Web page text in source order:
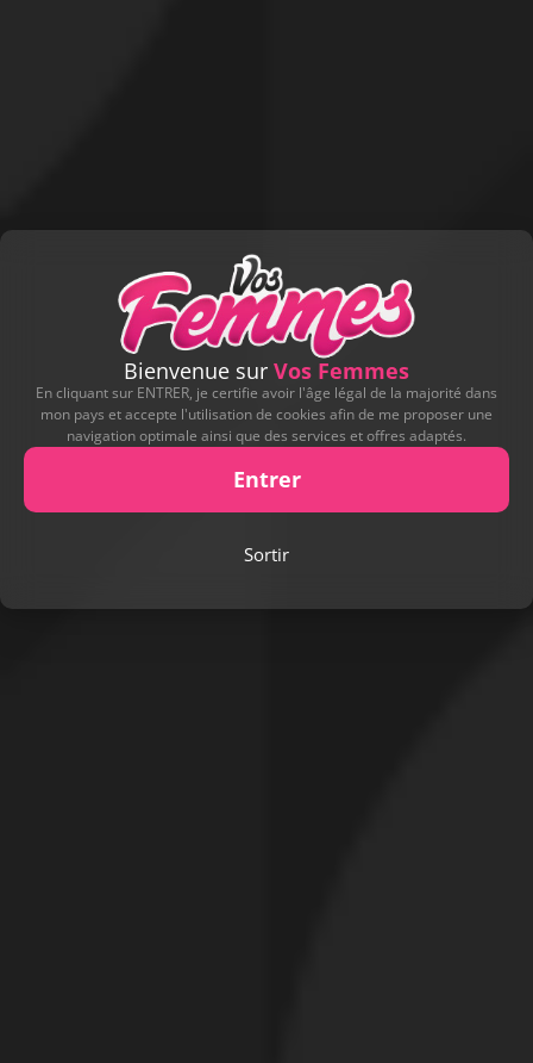
Bienvenue sur Vos Femmes
En cliquant sur ENTRER, je certifie avoir l'âge légal de la majorité dans
mon pays et accepte l'utilisation de cookies afin de me proposer une
navigation optimale ainsi que des services et offres adaptés.
Entrer
Sortir